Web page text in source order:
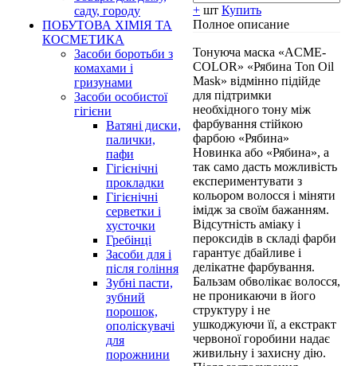
саду, городу
ПОБУТОВА ХІМІЯ ТА
КОСМЕТИКА
Засоби боротьби з
комахами і
гризунами
Засоби особистої
гігієни
Ватяні диски,
палички,
пафи
Гігієнічні
прокладки
Гігієнічні
серветки і
хусточки
Гребінці
Засоби для і
після гоління
Зубні пасти,
зубний
порошок,
ополіскувачі
для
порожнини
+ шт Купить
Полное описание
Тонуюча маска «ACME-
COLOR» «Рябина Ton Oil
Mask» відмінно підійде
для підтримки
необхідного тону між
фарбування стійкою
фарбою «Рябина»
Новинка або «Рябина», а
так само дасть можливість
експериментувати з
кольором волосся і міняти
імідж за своїм бажанням.
Відсутність аміаку і
пероксидів в складі фарби
гарантує дбайливе і
делікатне фарбування.
Бальзам обволікає волосся,
не проникаючи в його
структуру і не
ушкоджуючи її, а екстракт
червоної горобини надає
живильну і захисну дію.